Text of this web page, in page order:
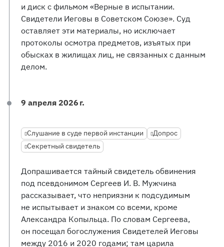
и диск с фильмом «Верные в испытании.
Свидетели Иеговы в Советском Союзе». Суд
оставляет эти материалы, но исключает
протоколы осмотра предметов, изъятых при
обысках в жилищах лиц, не связанных с данным
делом.
9 апреля 2026 г.
Слушание в суде первой инстанции
Допрос
Секретный свидетель
Допрашивается тайный свидетель обвинения
под псевдонимом Сергеев И. В. Мужчина
рассказывает, что неприязни к подсудимым
не испытывает и знаком со всеми, кроме
Александра Копыльца. По словам Сергеева,
он посещал богослужения Свидетелей Иеговы
между 2016 и 2020 годами; там царила